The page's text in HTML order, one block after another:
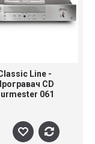
Line -
CD
061